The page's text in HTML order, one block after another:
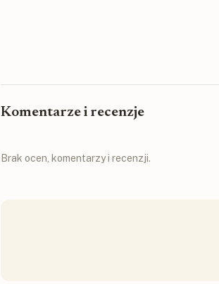
Komentarze i recenzje
Brak ocen, komentarzy i recenzji.